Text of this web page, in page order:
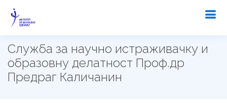
Служба за научно истраживачку и
образовну делатност Проф.др
Предраг Каличанин